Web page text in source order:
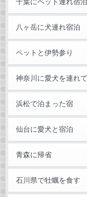
千葉にペット連れ宿泊
八ヶ岳に犬連れ宿泊
ペットと伊勢参り
神奈川に愛犬を連れて
浜松で泊まった宿
仙台に愛犬と宿泊
青森に帰省
石川県で牡蠣を食す